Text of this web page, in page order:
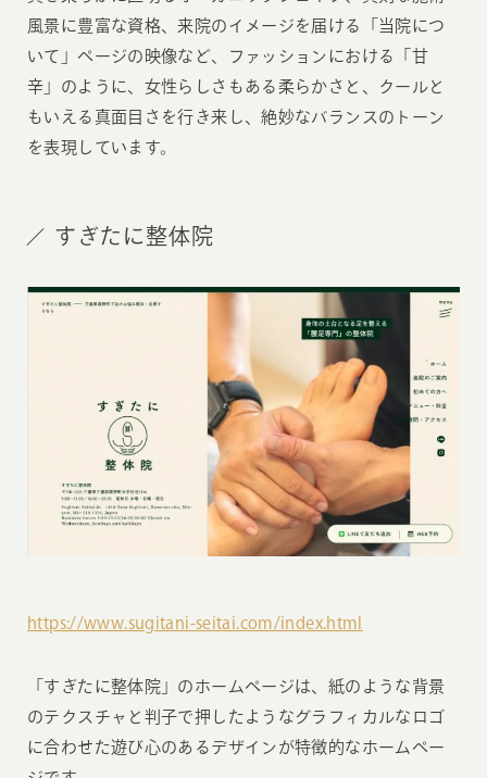
風景に豊富な資格、来院のイメージを届ける「当院につ
いて」ページの映像など、ファッションにおける「甘
辛」のように、女性らしさもある柔らかさと、クールと
もいえる真面目さを行き来し、絶妙なバランスのトーン
を表現しています。
すぎたに整体院
https://www.sugitani-seitai.com/index.html
「すぎたに整体院」のホームページは、紙のような背景
のテクスチャと判子で押したようなグラフィカルなロゴ
に合わせた遊び心のあるデザインが特徴的なホームペー